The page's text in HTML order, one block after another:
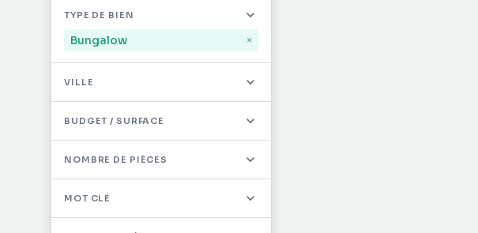
TYPE DE BIEN
Bungalow ×
VILLE
BUDGET / SURFACE
NOMBRE DE PIÈCES
MOT CLÉ